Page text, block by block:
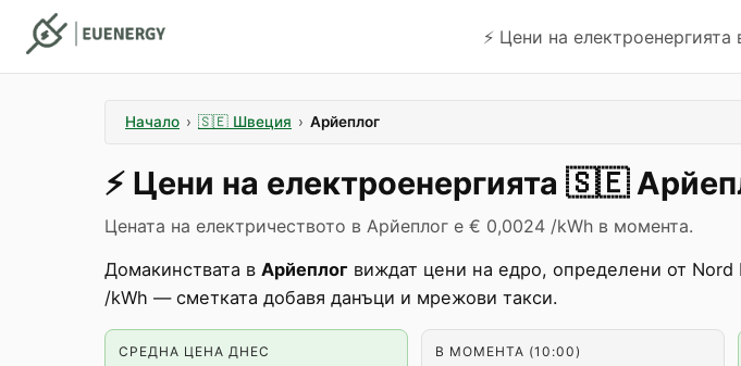
⚡️ Цени на електроенергията
Начало › 🇸🇪 Швеция › Арйеплог
⚡️ Цени на електроенергията 🇸🇪
Цената на електричеството в Арйеплог е € 0,0024 /kWh в момента.
Домакинствата в Арйеплог виждат цени на едро, определени от Nord
/kWh — сметката добавя данъци и мрежови такси.
СРЕДНА ЦЕНА ДНЕС В МОМЕНТА (10:00)